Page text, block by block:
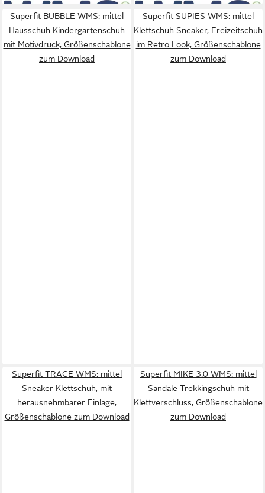
Superfit BUBBLE WMS: mittel
Hausschuh Kindergartenschuh
mit Motivdruck, Größenschablone
zum Download
Superfit SUPIES WMS: mittel
Klettschuh Sneaker, Freizeitschuh
im Retro Look, Größenschablone
zum Download
Superfit TRACE WMS: mittel
Sneaker Klettschuh, mit
herausnehmbarer Einlage,
Größenschablone zum Download
Superfit MIKE 3.0 WMS: mittel
Sandale Trekkingschuh mit
Klettverschluss, Größenschablone
zum Download